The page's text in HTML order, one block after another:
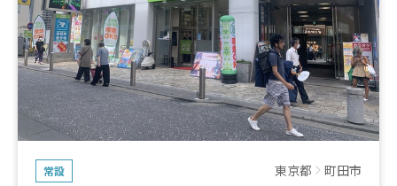
常設 東京都 町田市